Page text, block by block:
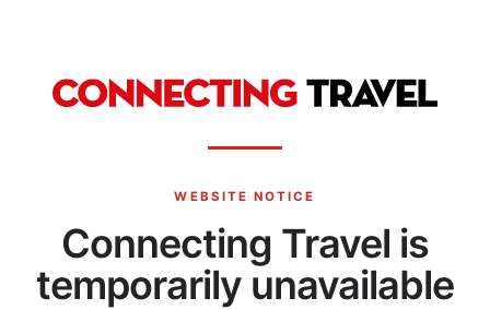
WEBSITE NOTICE
Connecting Travel is
temporarily unavailable